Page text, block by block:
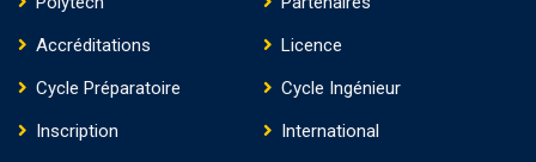
Accréditations
Licence
Cycle Préparatoire
Cycle Ingénieur
Inscription
International